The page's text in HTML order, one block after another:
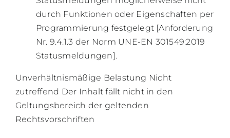
durch Funktionen oder Eigenschaften per
Programmierung festgelegt [Anforderung
Nr. 9.4.1.3 der Norm UNE-EN 301549:2019
Statusmeldungen].
Unverhältnismäßige Belastung Nicht
zutreffend Der Inhalt fällt nicht in den
Geltungsbereich der geltenden
Rechtsvorschriften